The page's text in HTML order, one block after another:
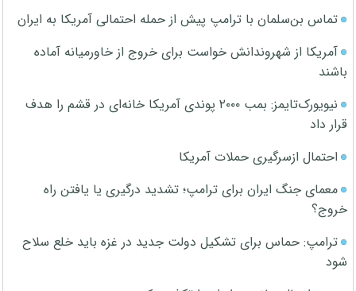
تماس بن‌سلمان با ترامپ پیش از حمله احتمالی آمریکا به ایران
آمریکا از شهروندانش خواست برای خروج از خاورمیانه آماده
باشند
نیویورک‌تایمز: بمب ۲۰۰۰ پوندی آمریکا خانه‌ای در قشم را هدف
قرار داد
احتمال ازسرگیری حملات آمریکا
معمای جنگ ایران برای ترامپ؛ تشدید درگیری یا یافتن راه
خروج؟
ترامپ: حماس برای تشکیل دولت جدید در غزه باید خلع سلاح
شود